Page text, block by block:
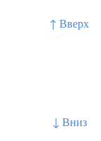
↑ Вверх
↓ Вниз